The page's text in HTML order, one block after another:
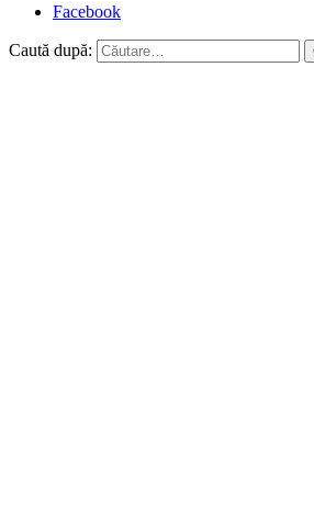
Facebook
Caută după: